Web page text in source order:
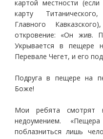
картой местности
карту
Главного
откровение: «Он жив.
Укрывается в пещере
Перевале Чегет, и его
Подруга в пещере на
Боже!
Мои ребята смотрят
недоумением.
поблазниться лишь